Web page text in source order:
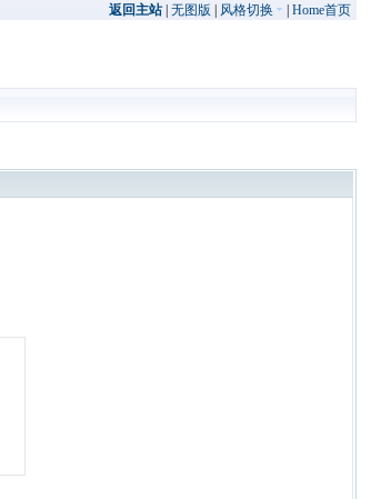
返回主站| 无图版 风格切换 Home首页